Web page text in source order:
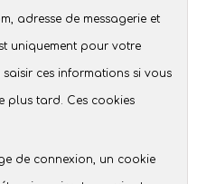
adresse de messagerie et
uniquement pour votre
ces informations si vous
plus tard. Ces cookies
de connexion, un cookie